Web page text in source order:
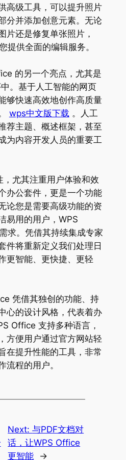
高级工具，可以提升照片
分并添加创意元素。无论
片还是修复单张照片，
提供全面的编辑服务。
的另一个亮点，尤其是
。基于人工智能的网页
够快速高效地创作高质量
wps中文版下载 。人工
荐主题、概述框架，甚至
为内容开发人员的重要工
尤其注重用户体验和效
办公套件，更是一个功能
论您是需要高级功能的资
易用的用户，WPS
求。凭借其持续集成专家
件将重新定义我们处理日
更智能、更快捷、更轻
凭借其独创的功能、持
心的设计风格，代表着办
Office 支持多种语言，
方便用户通过官方网站轻
在提升性能的工具，非常
流程的用户。
Next:与PDF文档对
话，让WPS Office
更智能
→